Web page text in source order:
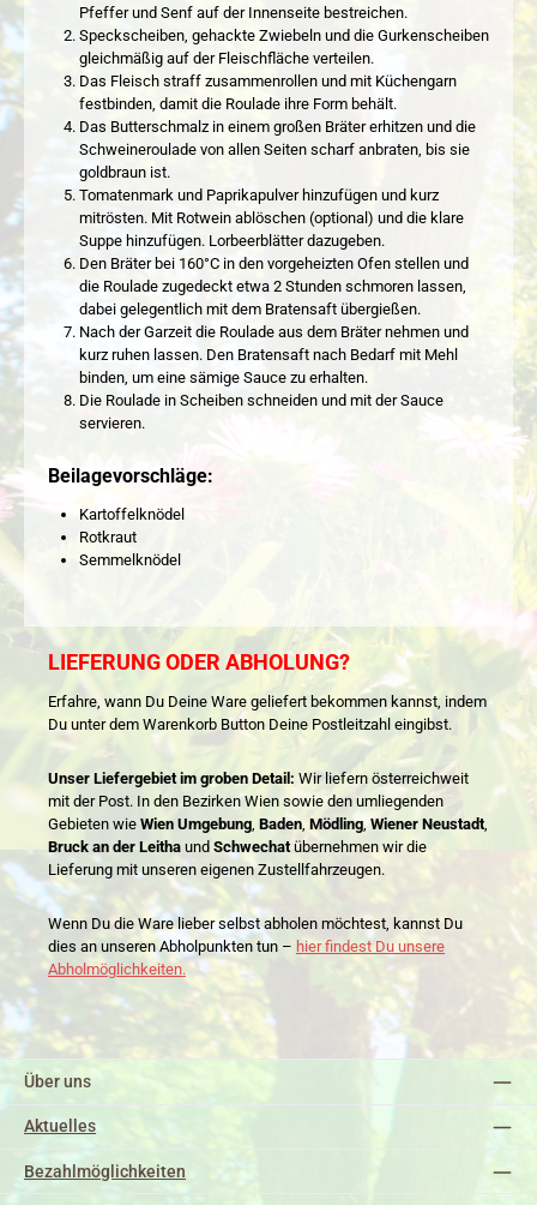
Pfeffer und Senf auf der Innenseite bestreichen.
Speckscheiben, gehackte Zwiebeln und die Gurkenscheiben
gleichmäßig auf der Fleischfläche verteilen.
Das Fleisch straff zusammenrollen und mit Küchengarn
festbinden, damit die Roulade ihre Form behält.
Das Butterschmalz in einem großen Bräter erhitzen und die
Schweineroulade von allen Seiten scharf anbraten, bis sie
goldbraun ist.
Tomatenmark und Paprikapulver hinzufügen und kurz
mitrösten. Mit Rotwein ablöschen (optional) und die klare
Suppe hinzufügen. Lorbeerblätter dazugeben.
Den Bräter bei 160°C in den vorgeheizten Ofen stellen und
die Roulade zugedeckt etwa 2 Stunden schmoren lassen,
dabei gelegentlich mit dem Bratensaft übergießen.
Nach der Garzeit die Roulade aus dem Bräter nehmen und
kurz ruhen lassen. Den Bratensaft nach Bedarf mit Mehl
binden, um eine sämige Sauce zu erhalten.
Die Roulade in Scheiben schneiden und mit der Sauce
servieren.
Beilagevorschläge:
Kartoffelknödel
Rotkraut
Semmelknödel
LIEFERUNG ODER ABHOLUNG?
Erfahre, wann Du Deine Ware geliefert bekommen kannst, indem
Du unter dem Warenkorb Button Deine Postleitzahl eingibst.
Unser Liefergebiet im groben Detail: Wir liefern österreichweit
mit der Post. In den Bezirken Wien sowie den umliegenden
Gebieten wie Wien Umgebung, Baden, Mödling, Wiener Neustadt,
Bruck an der Leitha und Schwechatübernehmen wir die
Lieferung mit unseren eigenen Zustellfahrzeugen.
Wenn Du die Ware lieber selbst abholen möchtest, kannst Du
dies an unseren Abholpunkten tun – hier findest Du unsere
Abholmöglichkeiten.
Über uns
Aktuelles
Bezahlmöglichkeiten